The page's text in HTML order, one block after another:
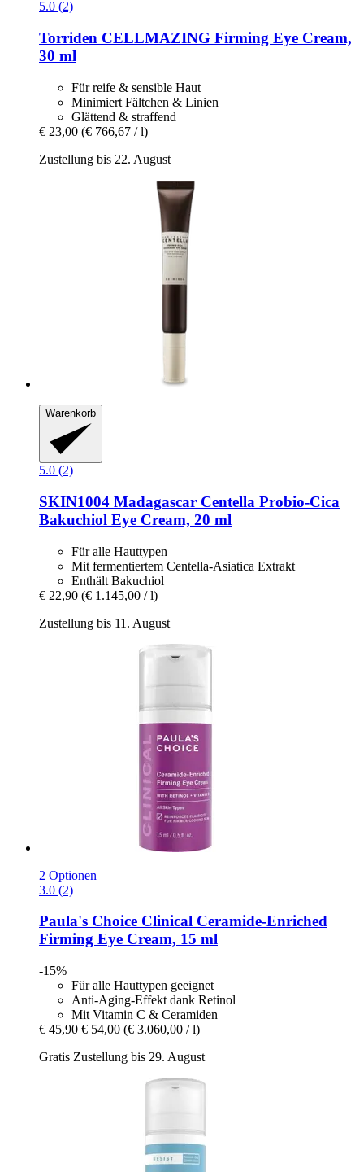
5.0 (2)
Torriden CELLMAZING Firming Eye Cream,
30 ml
Für reife & sensible Haut
Minimiert Fältchen & Linien
Glättend & straffend
€ 23,00 (€ 766,67 / l)
Zustellung bis 22. August
Warenkorb
5.0 (2)
SKIN1004 Madagascar Centella Probio-​Cica
Bakuchiol Eye Cream, 20 ml
Für alle Hauttypen
Mit fermentiertem Centella-Asiatica Extrakt
Enthält Bakuchiol
€ 22,90 (€ 1.145,00 / l)
Zustellung bis 11. August
2 Optionen
3.0 (2)
Paula's Choice Clinical Ceramide-​Enriched
Firming Eye Cream, 15 ml
-15%
Für alle Hauttypen geeignet
Anti-Aging-Effekt dank Retinol
Mit Vitamin C & Ceramiden
€ 45,90 € 54,00 (€ 3.060,00 / l)
Gratis Zustellung bis 29. August